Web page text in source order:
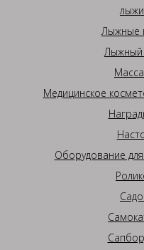
Лыжные
Лыжный
Медицинское
Оборудование